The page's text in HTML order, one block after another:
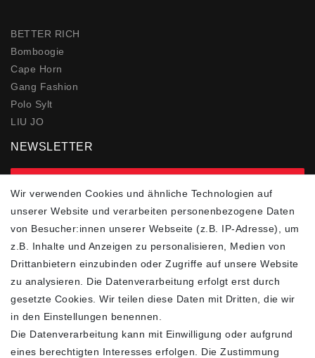
BETTER RICH
Bomboogie
Cape Horn
Gang Fashion
Polo Sylt
LIU JO
NEWSLETTER
FOLGEN SIE UNS
ZAHLUNGSARTEN
SCHNELLER UND
KOSTENLOSER
Wir verwenden Cookies und ähnliche Technologien auf
unserer Website und verarbeiten personenbezogene Daten
von Besucher:innen unserer Webseite (z.B. IP-Adresse), um
z.B. Inhalte und Anzeigen zu personalisieren, Medien von
Drittanbietern einzubinden oder Zugriffe auf unsere Website
zu analysieren. Die Datenverarbeitung erfolgt erst durch
gesetzte Cookies. Wir teilen diese Daten mit Dritten, die wir
in den Einstellungen benennen.
Die Datenverarbeitung kann mit Einwilligung oder aufgrund
eines berechtigten Interesses erfolgen. Die Zustimmung